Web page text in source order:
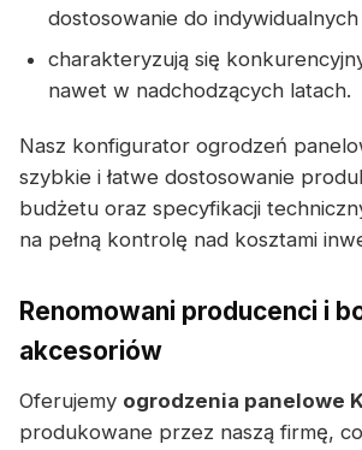
dostosowanie do
charakteryzują się
nawet w nadchodzących latach.
Nasz konfigurator ogrodzeń
szybkie i łatwe dostosowanie
budżetu oraz specyfikacji
na pełną kontrolę nad kosztami
Renomowani producenci i
akcesoriów
Oferujemy ogrodzenia panelowe
produkowane przez naszą firmę,